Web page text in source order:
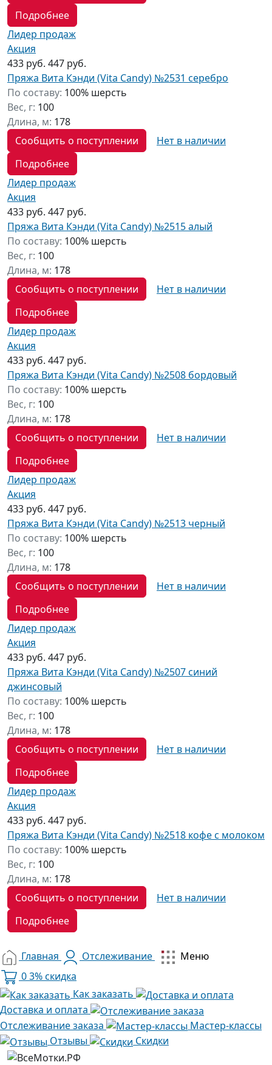
Подробнее
Лидер продаж
Акция
433 руб. 447 руб.
Пряжа Вита Кэнди (Vita Candy) №2531 серебро
По составу: 100% шерсть
Вес, г: 100
Длина, м: 178
Сообщить о поступлении
Нет в наличии
Подробнее
Лидер продаж
Акция
433 руб. 447 руб.
Пряжа Вита Кэнди (Vita Candy) №2515 алый
По составу: 100% шерсть
Вес, г: 100
Длина, м: 178
Сообщить о поступлении
Нет в наличии
Подробнее
Лидер продаж
Акция
433 руб. 447 руб.
Пряжа Вита Кэнди (Vita Candy) №2508 бордовый
По составу: 100% шерсть
Вес, г: 100
Длина, м: 178
Сообщить о поступлении
Нет в наличии
Подробнее
Лидер продаж
Акция
433 руб. 447 руб.
Пряжа Вита Кэнди (Vita Candy) №2513 черный
По составу: 100% шерсть
Вес, г: 100
Длина, м: 178
Сообщить о поступлении
Нет в наличии
Подробнее
Лидер продаж
Акция
433 руб. 447 руб.
Пряжа Вита Кэнди (Vita Candy) №2507 синий
джинсовый
По составу: 100% шерсть
Вес, г: 100
Длина, м: 178
Сообщить о поступлении
Нет в наличии
Подробнее
Лидер продаж
Акция
433 руб. 447 руб.
Пряжа Вита Кэнди (Vita Candy) №2518 кофе с молоком
По составу: 100% шерсть
Вес, г: 100
Длина, м: 178
Сообщить о поступлении
Нет в наличии
Подробнее
Главная Отслеживание
Меню
03% скидка
Как заказать
Доставка и оплата
Отслеживание заказа
Мастер-классы
Отзывы
Скидки